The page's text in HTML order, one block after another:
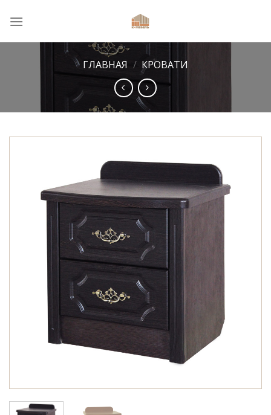
ГЛАВНАЯ / КРОВАТИ